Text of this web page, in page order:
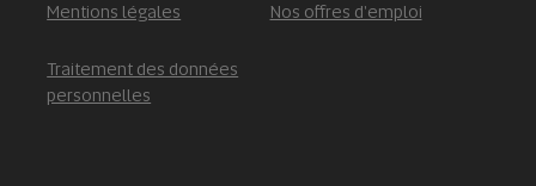
Mentions légales Nos offres d'emploi
Traitement des données
personnelles